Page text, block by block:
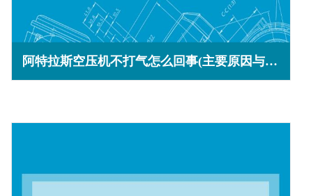
阿特拉斯空压机不打气怎么回事(主要原因与解决办法)